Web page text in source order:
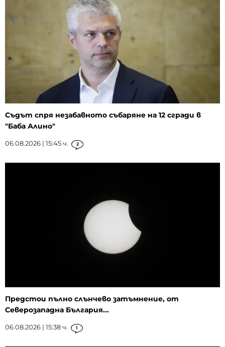
Съдът спря незабавното събаряне на 12 сгради в
"Баба Алино"
06.08.2026 | 15:45 ч. 2
Предстои пълно слънчево затъмнение, от
Северозападна България...
06.08.2026 | 15:38 ч. 1